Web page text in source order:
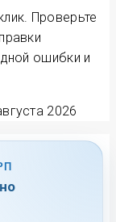
Проверьте
ошибки и
2026